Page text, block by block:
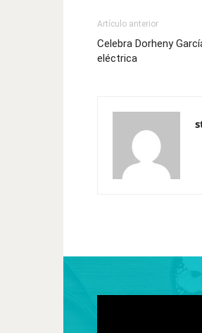
Artículo anterior
Celebra Dorheny
eléctrica